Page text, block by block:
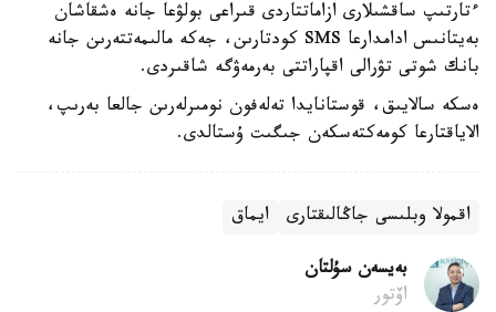
ءتارتىپ ساقشىلارى ازاماتتاردى قىراعى بولۋعا جانە ەشقاشان
بەيتانىس ادامدارعا SMS كودتارىن، جەكە مالىمەتتەرىن جانە
بانك شوتى تۋرالى اقپاراتتى بەرمەۋگە شاقىردى.
ەسكە سالايىق، قوستانايدا تەلەفون نومىرلەرىن جالعا بەرىپ،
الاياقتارعا كومەكتەسكەن جىگىت ۇستالدى.
اقمولا ​​وبلىسى جاڭالىقتارى ايماق
بەيسەن سۇلتان
اۆتور